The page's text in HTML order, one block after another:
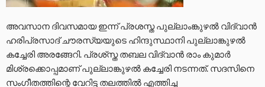
അവസാന ദിവസമായ ഇന്ന് പ്രശസ്ത പുല്ലാംങ്കുഴല്‍ വിദ്വാന്‍
ഹരിപ്രസാദ് ചൗരസ്യയുടെ ഹിന്ദുസ്ഥാനി പുല്ലാങ്കുഴൽ
കച്ചേരി അരങ്ങേറി. പ്രശ്‌സ്ത തബല വിദ്വാന്‍ രാം കുമാര്‍
മിശ്രക്കൊപ്പമാണ് പുല്ലാങ്കുഴല്‍ കച്ചേരി നടന്നത്. സദസിനെ
സംഗീതത്തിന്റെ വേറിട്ട തലത്തിൽ എത്തിച്ച